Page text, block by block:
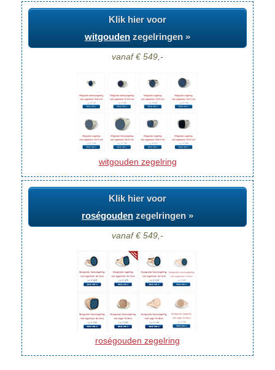
Klik hier voor
witgouden zegelringen »
vanaf € 549,-
witgouden zegelring
Klik hier voor
roségouden zegelringen »
vanaf € 549,-
roségouden zegelring